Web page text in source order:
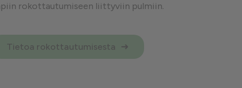
rokottautumiseen liittyviin pulmiin.
Tietoa rokottautumisesta